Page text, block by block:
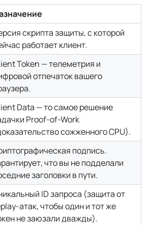
скрипта защиты, с которой
работает клиент.
Token — телеметрия и
отпечаток вашего
Data — то самое решение
Proof-of-Work
сожженного CPU).
подпись.
что вы не подделали
заголовки в пути.
ID запроса (защита от
атак, чтобы один и тот же
не заюзали дважды).